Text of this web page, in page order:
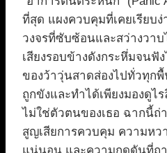
ที่สุด แผงควบคุมที่เคยเรียบ
วงจรที่ซับซ้อนและสว่างวา
เสียงรอบข้างดังกระหึ่มจน
ของว้าวุ่นสาดส่องไปทั่วทุก
ถูกขังและทำได้เพียงมองดูไ
ไม่ใช่ตัวตนของเธอ ฉากนี้ถ่
สูญเสียการควบคุม ความห
แน่นอน และความกดดันที่ถ